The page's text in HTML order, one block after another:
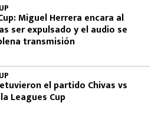
Miguel Herrera encara al
ser expulsado y el audio se
transmisión
el partido Chivas vs
Leagues Cup